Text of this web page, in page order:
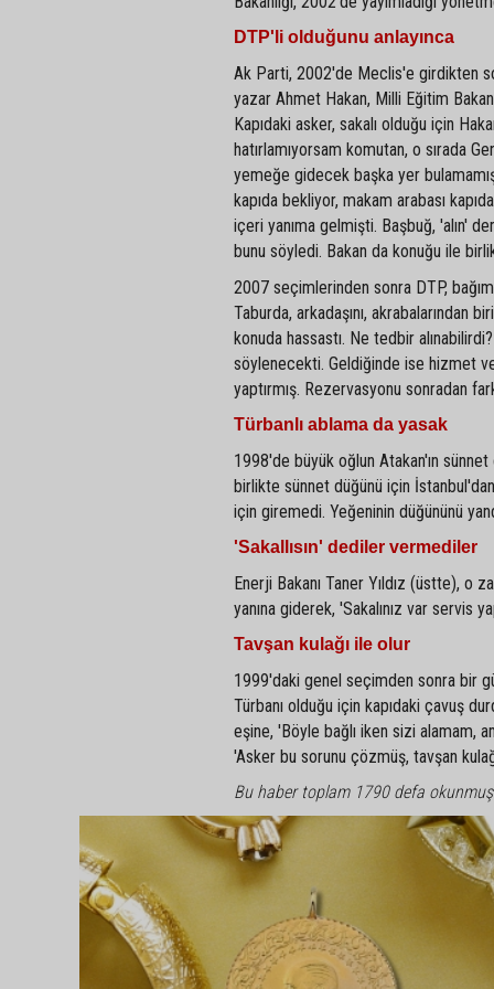
DTP'li olduğunu anlayınca
Ak Parti, 2002'de Meclis'e girdikten
yazar Ahmet Hakan, Milli Eğitim
Kapıdaki asker, sakalı olduğu için
hatırlamıyorsam komutan, o sırada
yemeğe gidecek başka yer
kapıda bekliyor, makam arabası
içeri yanıma gelmişti. Başbuğ, 'alın'
bunu söyledi. Bakan da konuğu ile
2007 seçimlerinden sonra DTP,
Taburda, arkadaşını, akrabalarından
konuda hassastı. Ne tedbir
söylenecekti. Geldiğinde ise hizmet
yaptırmış. Rezervasyonu sonradan
Türbanlı ablama da yasak
1998'de büyük oğlun Atakan'ın
birlikte sünnet düğünü için
için giremedi. Yeğeninin düğününü
'Sakallısın' dediler vermediler
Enerji Bakanı Taner Yıldız (üstte), o
yanına giderek, 'Sakalınız var servis
Tavşan kulağı ile olur
1999'daki genel seçimden sonra bir
Türbanı olduğu için kapıdaki çavuş
eşine, 'Böyle bağlı iken sizi alamam,
'Asker bu sorunu çözmüş, tavşan
Bu haber toplam 1790 defa